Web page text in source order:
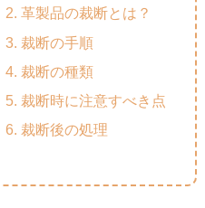
革製品の裁断とは？
裁断の手順
裁断の種類
裁断時に注意すべき点
裁断後の処理